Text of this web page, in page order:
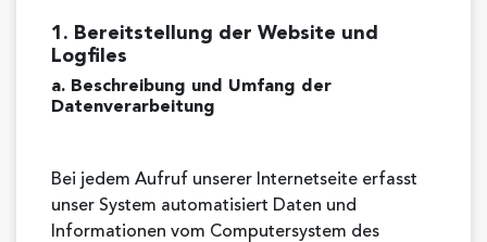
1. Bereitstellung der Website und
Logfiles
a. Beschreibung und Umfang der
Datenverarbeitung
Bei jedem Aufruf unserer Internetseite erfasst
unser System automatisiert Daten und
Informationen vom Computersystem des